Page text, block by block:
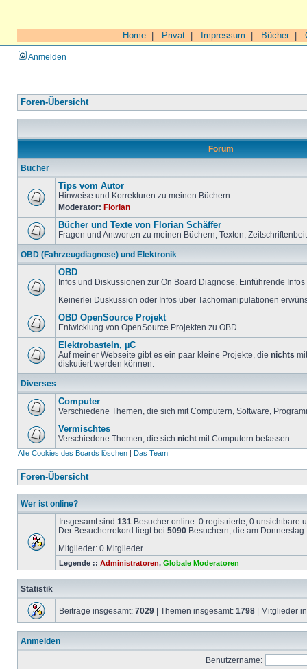
Home Privat Impressum Bücher|
Anmelden
Foren-Übersicht
Forum
Bücher
Tips vom Autor
Hinweise und Korrekturen zu meinen Büchern.
Moderator: Florian
Bücher und Texte von Florian Schäffer
Fragen und Antworten zu meinen Büchern, Texten,
OBD (Fahrzeugdiagnose) und Elektronik
OBD
Infos und Diskussionen zur On Board Diagnose. Einführende
Keinerlei Duskussion oder Infos über Tachomanipulationen
OBD OpenSource Projekt
Entwicklung von OpenSource Projekten zu OBD
Elektrobasteln, µC
Auf meiner Webseite gibt es ein paar kleine Projekte, die nichts
diskutiert werden können.
Diverses
Computer
Verschiedene Themen, die sich mit Computern, Software,
Vermischtes
Verschiedene Themen, die sich nicht mit Computern befassen.
Alle Cookies des Boards löschen | Das Team
Foren-Übersicht
Wer ist online?
Insgesamt sind 131 Besucher online: 0 registrierte, 0 unsichtbare
Der Besucherrekord liegt bei 5090 Besuchern, die am
Mitglieder: 0 Mitglieder
Legende :: Administratoren, Globale Moderatoren
Statistik
Beiträge insgesamt: 7029 | Themen insgesamt: 1798 | Mitglieder
Anmelden
Benutzername: